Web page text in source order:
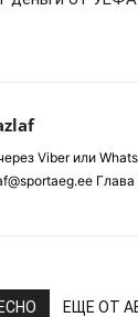
Viber или
ЕЩЕ ОТ